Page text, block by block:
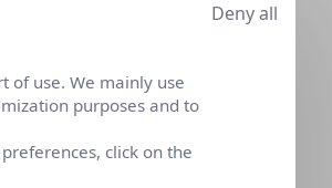
of use. We mainly use
purposes and to
click on the
Deny all